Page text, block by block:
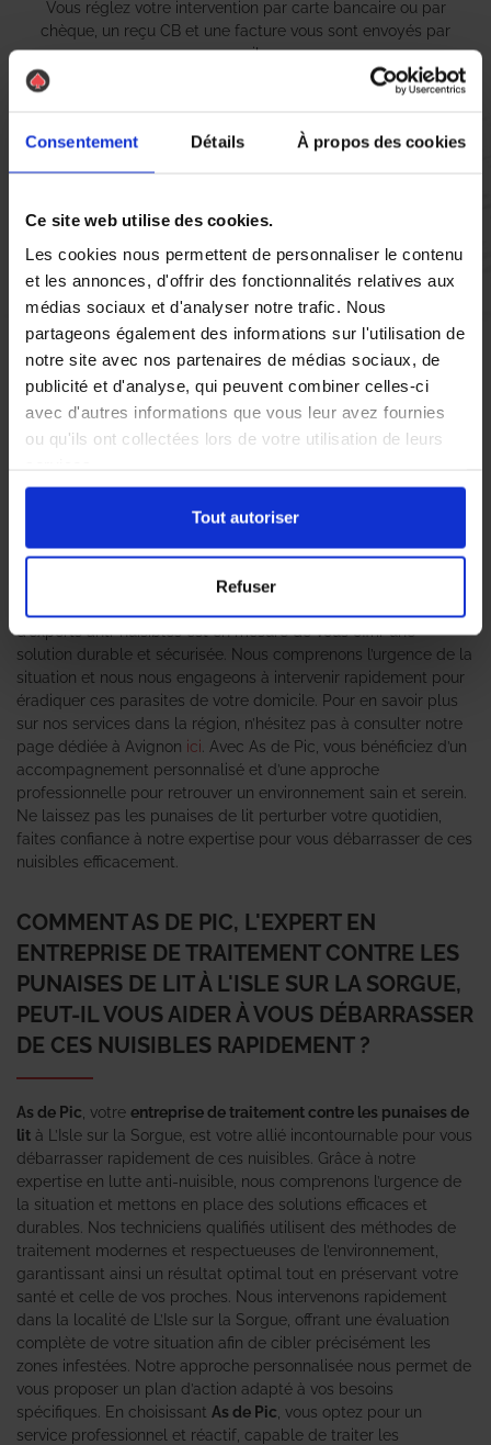
Consentement Détails À propos des cookies
Ce site web utilise des cookies.
Les cookies nous permettent de personnaliser le contenu
et les annonces, d'offrir des fonctionnalités relatives aux
médias sociaux et d'analyser notre trafic. Nous
partageons également des informations sur l'utilisation de
notre site avec nos partenaires de médias sociaux, de
publicité et d'analyse, qui peuvent combiner celles-ci
avec d'autres informations que vous leur avez fournies
ou qu'ils ont collectées lors de votre utilisation de leurs
Tout autoriser
Refuser
Vous réglez votre intervention par carte bancaire ou par
chèque, un reçu CB et une facture vous sont envoyés par
mail.
Etape 5 :
Vous recevez une demande d’évaluation de votre expérience
avec l’équipe AS DE PIC.
Nous avons pensé à tout
À L’Isle sur la Sorgue, la lutte contre les nuisibles, notamment
foyers. Ces insectes indésirables peuvent causer un inconfort
considérable et nécessitent une intervention rapide et efficace.
de litAs de Pic, reconnue pour son expertise en matière de
désinsectisation. Grâce à des méthodes éprouvées et des
d’experts anti-nuisibles est en mesure de vous offrir une
solution durable et sécurisée. Nous comprenons l’urgence de la
situation et nous nous engageons à intervenir rapidement pour
éradiquer ces parasites de votre domicile. Pour en savoir plus
sur nos services dans la région, n’hésitez pas à consulter notre
page dédiée à Avignon ici . Avec As de Pic, vous bénéficiez d’un
accompagnement personnalisé et d’une approche
professionnelle pour retrouver un environnement sain et serein.
Ne laissez pas les punaises de lit perturber votre quotidien,
faites confiance à notre expertise pour vous débarrasser de ces
nuisibles efficacement.
COMMENT AS DE PIC, L'EXPERT EN
ENTREPRISE DE TRAITEMENT CONTRE LES
PUNAISES DE LIT À L'ISLE SUR LA SORGUE,
PEUT-IL VOUS AIDER À VOUS DÉBARRASSER
DE CES NUISIBLES RAPIDEMENT ?
As de Pic , votre entreprise de traitement contre les punaises de
lit à L’Isle sur la Sorgue, est votre allié incontournable pour vous
débarrasser rapidement de ces nuisibles. Grâce à notre
expertise en lutte anti-nuisible, nous comprenons l’urgence de
la situation et mettons en place des solutions efficaces et
durables. Nos techniciens qualifiés utilisent des méthodes de
traitement modernes et respectueuses de l’environnement,
garantissant ainsi un résultat optimal tout en préservant votre
santé et celle de vos proches. Nous intervenons rapidement
dans la localité de L’Isle sur la Sorgue, offrant une évaluation
complète de votre situation afin de cibler précisément les
zones infestées. Notre approche personnalisée nous permet de
vous proposer un plan d’action adapté à vos besoins
spécifiques. En choisissant As de Pic , vous optez pour un
service professionnel et réactif, capable de traiter les